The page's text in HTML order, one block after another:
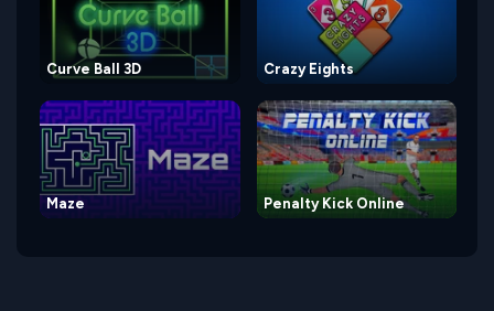
Curve Ball 3D Crazy Eights
Maze Penalty Kick Online